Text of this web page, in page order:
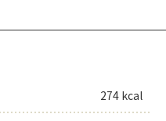
274 kcal